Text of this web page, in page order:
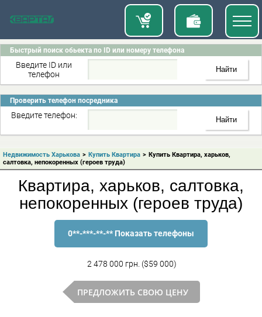
Быстрый поиск обьекта по ID или номеру телефона
Введите ID или
телефон
Проверить телефон посредника
Введите телефон:
Недвижимость Харькова > Купить Квартира > Купить Квартира, харьков,
салтовка, непокоренных (героев труда)
Квартира, харьков, салтовка,
непокоренных (героев труда)
0**-***-**-** Показать телефоны
2 478 000 грн. ($59 000)
ПРЕДЛОЖИТЬ СВОЮ ЦЕНУ